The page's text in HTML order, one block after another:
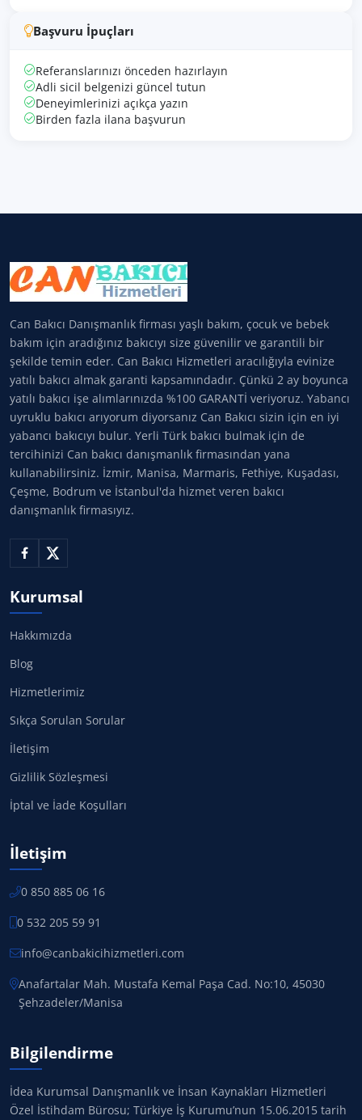
Başvuru İpuçları
Referanslarınızı önceden hazırlayın
Adli sicil belgenizi güncel tutun
Deneyimlerinizi açıkça yazın
Birden fazla ilana başvurun
Can Bakıcı Danışmanlık firması yaşlı bakım, çocuk ve bebek
bakım için aradığınız bakıcıyı size güvenilir ve garantili bir
şekilde temin eder. Can Bakıcı Hizmetleri aracılığıyla evinize
yatılı bakıcı almak garanti kapsamındadır. Çünkü 2 ay boyunca
yatılı bakıcı işe alımlarınızda %100 GARANTİ veriyoruz. Yabancı
uyruklu bakıcı arıyorum diyorsanız Can Bakıcı sizin için en iyi
yabancı bakıcıyı bulur. Yerli Türk bakıcı bulmak için de
tercihinizi Can bakıcı danışmanlık firmasından yana
kullanabilirsiniz. İzmir, Manisa, Marmaris, Fethiye, Kuşadası,
Çeşme, Bodrum ve İstanbul'da hizmet veren bakıcı
danışmanlık firmasıyız.
Kurumsal
Hakkımızda
Blog
Hizmetlerimiz
Sıkça Sorulan Sorular
İletişim
Gizlilik Sözleşmesi
İptal ve İade Koşulları
İletişim
0 850 885 06 16
0 532 205 59 91
info@canbakicihizmetleri.com
Anafartalar Mah. Mustafa Kemal Paşa Cad. No:10, 45030
Şehzadeler/Manisa
Bilgilendirme
İdea Kurumsal Danışmanlık ve İnsan Kaynakları Hizmetleri
Özel İstihdam Bürosu; Türkiye İş Kurumu’nun 15.06.2015 tarih